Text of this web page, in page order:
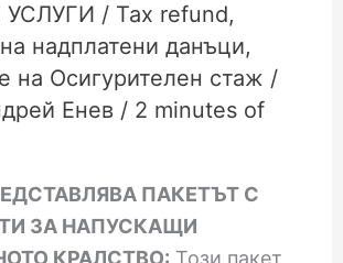
/ Tax refund,
надплатени данъци,
на Осигурителен стаж /
Енев / 2 minutes of
ПАКЕТЪТ С
ЗА НАПУСКАЩИ
КРАЛСТВО: Този пакет